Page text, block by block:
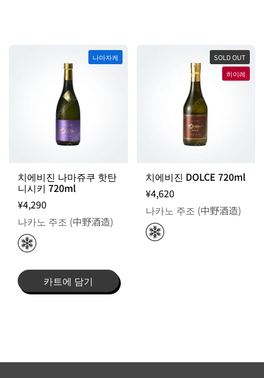
치에비진 나마쥬쿠 핫탄
니시키 720ml
¥4,290
나카노 주조 (中野酒造)
카트에 담기
나마자케
치에비진 DOLCE 720ml
¥4,620
나카노 주조 (中野酒造)
SOLD OUT
히이레